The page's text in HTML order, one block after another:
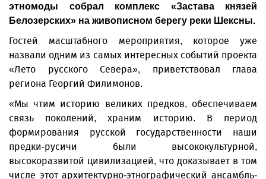
этномоды собрал комплекс «Застава князей
Белозерских» на живописном берегу реки Шексны.
Гостей масштабного мероприятия, которое уже
назвали одним из самых интересных событий проекта
«Лето русского Севера», приветствовал глава
региона Георгий Филимонов.
«Мы чтим историю великих предков, обеспечиваем
связь поколений, храним историю. В период
формирования русской государственности наши
предки-русичи были высококультурной,
высокоразвитой цивилизацией, что доказывает в том
числе этот архитектурно-этнографический ансамбль-